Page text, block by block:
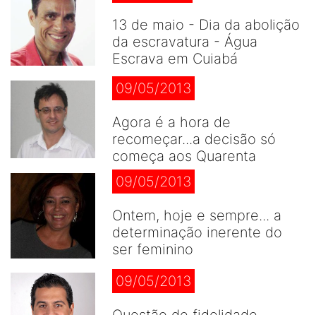
13 de maio - Dia da abolição
da escravatura - Água
Escrava em Cuiabá
09/05/2013
Agora é a hora de
recomeçar...a decisão só
começa aos Quarenta
09/05/2013
Ontem, hoje e sempre... a
determinação inerente do
ser feminino
09/05/2013